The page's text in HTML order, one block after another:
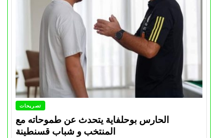
تصريحات
الحارس بوحلفاية يتحدث عن طموحاته مع
المنتخب و شباب قسنطينة